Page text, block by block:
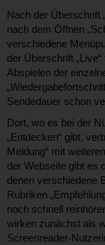
Nach der Überschrift
nach dem Öffnen
verschiedene
der Überschrift
Abspielen der
Sendedauer schon
Dort, wo es bei der
„Entdecken“ gibt,
Meldung“ mit
der Webseite gibt es
denen verschiedene
Rubriken
noch schnell
wirken zunächst als
Screenreader-